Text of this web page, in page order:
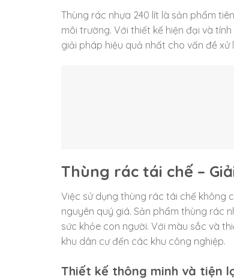
Thùng rác nhựa 240 lít là sản phẩm
môi trường. Với thiết kế hiện đại và
giải pháp hiệu quả nhất cho vấn đề xử
Thùng rác tái chế –
Việc sử dụng thùng rác tái chế không
nguyên quý giá. Sản phẩm thùng rác
sức khỏe con người. Với màu sắc và
khu dân cư đến các khu công nghiệp.
Thiết kế thông minh và tiện